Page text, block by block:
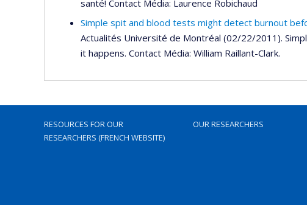
santé! Contact Média: Laurence Robichaud
Simple spit and blood tests might detect burnout
Actualités Université de Montréal (02/22/2011).
it happens. Contact Média: William Raillant-Clark.
RESOURCES FOR OUR
RESEARCHERS (FRENCH WEBSITE)
OUR RESEARCHERS